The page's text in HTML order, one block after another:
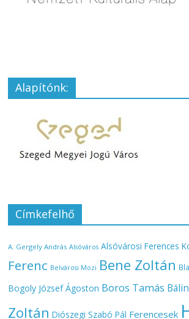
Alapítónk:
Címkefelhő
A. Gergely András Alsóváros Alsóvárosi Ferences
Ferenc Belvárosi Mozi Bene Zoltán
Bogoly József Ágoston Boros Tamás
Zoltán Diószegi Szabó Pál Ferencesek